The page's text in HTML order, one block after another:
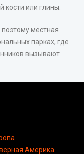
кости или глины.
местная
парках, где
вызывают
Америка